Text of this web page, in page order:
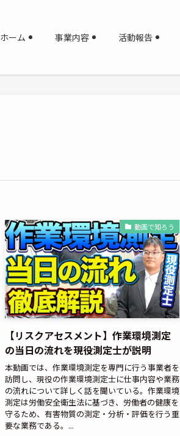
ホーム 事業内容 活動報告
動画で知ろう
【リスクアセスメント】作業環境測定
の当日の流れを現役測定士が説明
本動画では、作業環境測定を専門に行う事業者を
訪問し、現役の作業環境測定士に仕事内容や業務
の流れについて詳しく話を聞いている。作業環境
測定は労働安全衛生法に基づき、労働者の健康を
守るため、有害物質の測定・分析・評価を行う重
要な業務である。...